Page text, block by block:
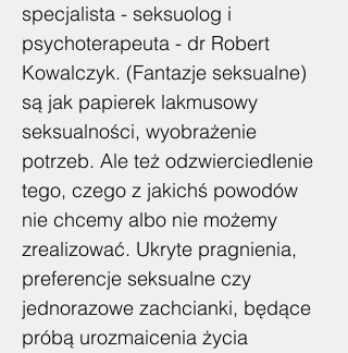
specjalista - seksuolog i
psychoterapeuta - dr Robert
Kowalczyk. (Fantazje seksualne)
są jak papierek lakmusowy
seksualności, wyobrażenie
potrzeb. Ale też odzwierciedlenie
tego, czego z jakichś powodów
nie chcemy albo nie możemy
zrealizować. Ukryte pragnienia,
preferencje seksualne czy
jednorazowe zachcianki, będące
próbą urozmaicenia życia